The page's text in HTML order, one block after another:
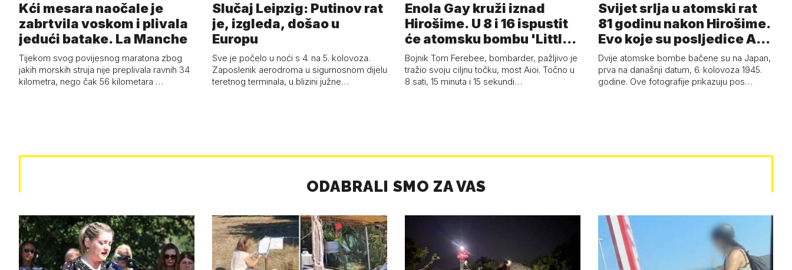
Kći mesara naočale je
zabrtvila voskom i plivala
jedući batake. La Manche
Tijekom svog povijesnog maratona zbog
jakih morskih struja nije preplivala ravnih 34
kilometra, nego čak 56 kilometara …
Slučaj Leipzig: Putinov rat
je, izgleda, došao u
Europu
Sve je počelo u noći s 4. na 5. kolovoza.
Zaposlenik aerodroma u sigurnosnom dijelu
teretnog terminala, u blizini južne…
Enola Gay kruži iznad
Hirošime. U 8 i 16 ispustit
će atomsku bombu 'Little
Boy'
Bojnik Tom Ferebee, bombarder, pažljivo je
tražio svoju ciljnu točku, most Aioi. Točno u
8 sati, 15 minuta i 15 sekundi…
Svijet srlja u atomski rat
81 godinu nakon Hirošime.
Evo koje su posljedice A-
b…
Dvije atomske bombe bačene su na Japan,
prva na današnji datum, 6. kolovoza 1945.
godine. Ove fotografije prikazuju pos…